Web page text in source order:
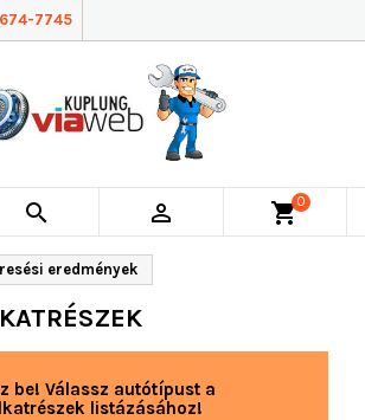
7745
  shopping_cart0
eredmények
be! Válassz autótípust a
listázásához!